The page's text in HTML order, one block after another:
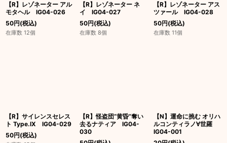
【R】レゾネーター アル
モタヘル IG04-026
50円(税込)
在庫数 12個
【R】レゾネーター ネ
イ IG04-027
50円(税込)
在庫数 8個
【R】レゾネーター アス
ツァール IG04-028
50円(税込)
在庫数 11個
【R】サイレンスセレス
ト Type.IX IG04-029
50円(税込)
【R】怪盗団“黄昏”奪い
去るナティア IG04-
030
【N】運命に挑む オリハ
ルコンティラノ∀世羅
IG04-001